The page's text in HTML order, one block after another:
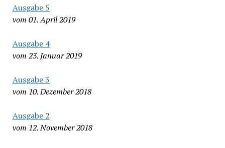
Ausgabe 5
vom 01. April 2019
Ausgabe 4
vom 23. Januar 2019
Ausgabe 3
vom 10. Dezember 2018
Ausgabe 2
vom 12. November 2018